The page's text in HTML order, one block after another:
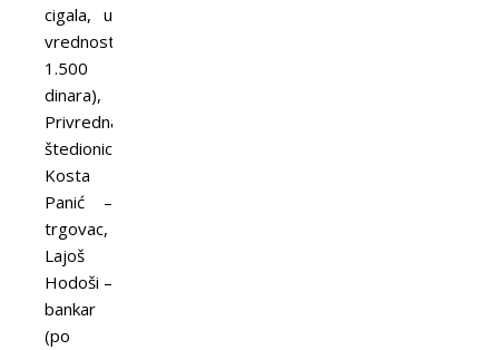
cigala, u
vrednosti
1.500
dinara),
Privredna
štedionica,
Kosta
Panić –
trgovac,
Lajoš
Hodoši –
bankar
(po